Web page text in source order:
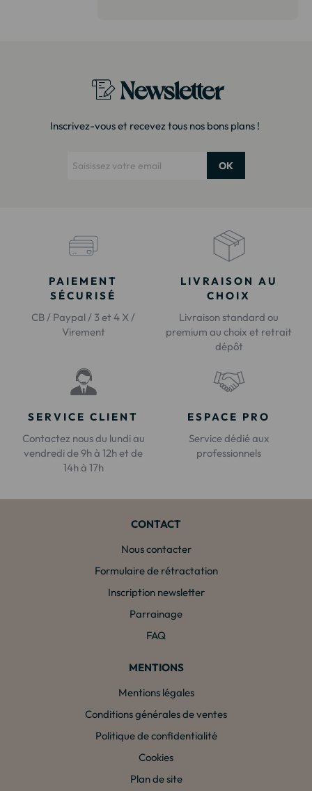
Newsletter
Inscrivez-vous et recevez tous nos bons plans !
OK
PAIEMENT
SÉCURISÉ
CB / Paypal / 3 et 4 X /
Virement
LIVRAISON AU
CHOIX
Livraison standard ou
premium au choix et retrait
dépôt
SERVICE CLIENT
Contactez nous du lundi au
vendredi de 9h à 12h et de
14h à 17h
ESPACE PRO
Service dédié aux
professionnels
CONTACT
Nous contacter
Formulaire de rétractation
Inscription newsletter
Parrainage
FAQ
MENTIONS
Mentions légales
Conditions générales de ventes
Politique de confidentialité
Cookies
Plan de site